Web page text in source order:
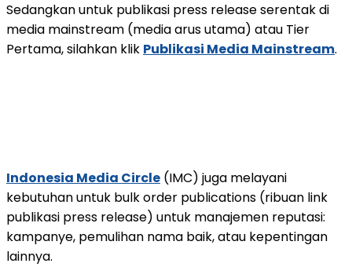
Sedangkan untuk publikasi press release serentak di
media mainstream (media arus utama) atau Tier
Pertama, silahkan klik Publikasi Media Mainstream.
Indonesia Media Circle (IMC) juga melayani
kebutuhan untuk bulk order publications (ribuan link
publikasi press release) untuk manajemen reputasi:
kampanye, pemulihan nama baik, atau kepentingan
lainnya.